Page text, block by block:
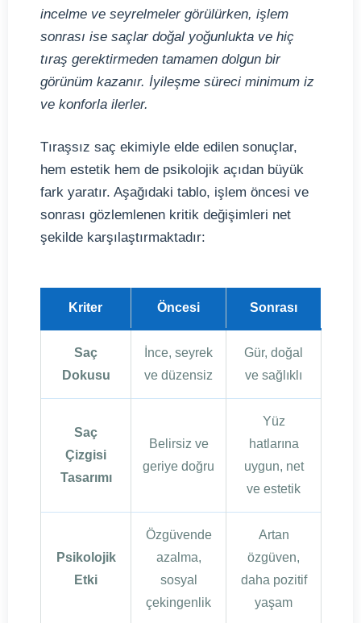
incelme ve seyrelmeler görülürken, işlem
sonrası ise saçlar doğal yoğunlukta ve hiç
tıraş gerektirmeden tamamen dolgun bir
görünüm kazanır. İyileşme süreci minimum iz
ve konforla ilerler.
Tıraşsız saç ekimiyle elde edilen sonuçlar,
hem estetik hem de psikolojik açıdan büyük
fark yaratır. Aşağıdaki tablo, işlem öncesi ve
sonrası gözlemlenen kritik değişimleri net
şekilde karşılaştırmaktadır:
Kriter Öncesi Sonrası
Saç
Dokusu
İnce, seyrek
ve düzensiz
Gür, doğal
ve sağlıklı
Saç
Çizgisi
Tasarımı
Belirsiz ve
geriye doğru
Yüz
hatlarına
uygun, net
ve estetik
Psikolojik
Etki
Özgüvende
azalma,
sosyal
çekingenlik
Artan
özgüven,
daha pozitif
yaşam